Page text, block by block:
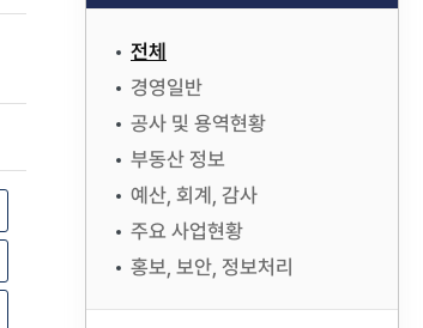
전체
경영일반
공사 및 용역현황
부동산 정보
예산, 회계, 감사
주요 사업현황
홍보, 보안, 정보처리